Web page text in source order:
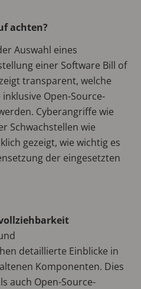
achten?
Auswahl eines
einer Software Bill of
transparent, welche
Open-Source-
Cyberangriffe wie
Schwachstellen wie
gezeigt, wie wichtig es
der eingesetzten
detaillierte Einblicke in
Komponenten. Dies
auch Open-Source-